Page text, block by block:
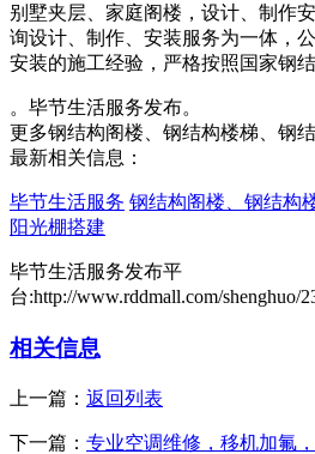
别墅夹层、家庭阁楼，设计、制作
询设计、制作、安装服务为一体，
安装的施工经验，严格按照国家钢
。毕节生活服务发布。
更多钢结构阁楼、钢结构楼梯、钢
最新相关信息：
毕节生活服务 钢结构阁楼、钢结构
阳光棚搭建
毕节生活服务发布平
台:http://www.rddmall.com/shenghuo/
相关信息
上一篇： 返回列表
下一篇： 专业空调维修，移机加氟